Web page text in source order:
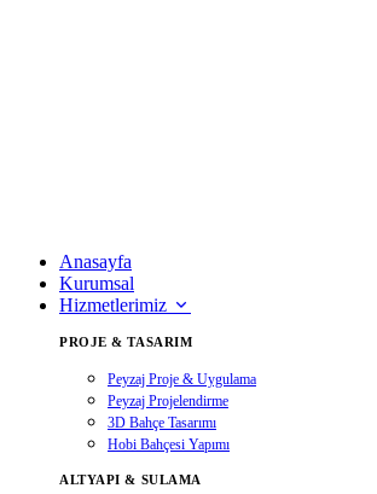
Anasayfa
Kurumsal
Hizmetlerimiz
PROJE & TASARIM
Peyzaj Proje & Uygulama
Peyzaj Projelendirme
3D Bahçe Tasarımı
Hobi Bahçesi Yapımı
ALTYAPI & SULAMA